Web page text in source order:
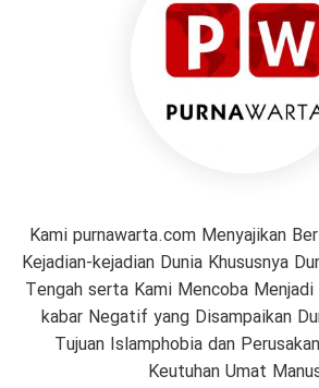
Kami purnawarta.com Menyajikan
Kejadian-kejadian Dunia Khususnya
Tengah serta Kami Mencoba
kabar Negatif yang Disampaikan
Tujuan Islamphobia dan
Keutuhan Umat